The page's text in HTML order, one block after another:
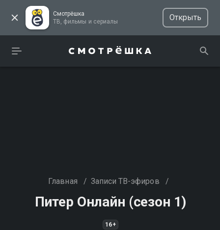
Смотрёшка
ТВ, фильмы и сериалы
Открыть
Главная / Записи ТВ-эфиров /
Питер Онлайн (сезон 1)
16+